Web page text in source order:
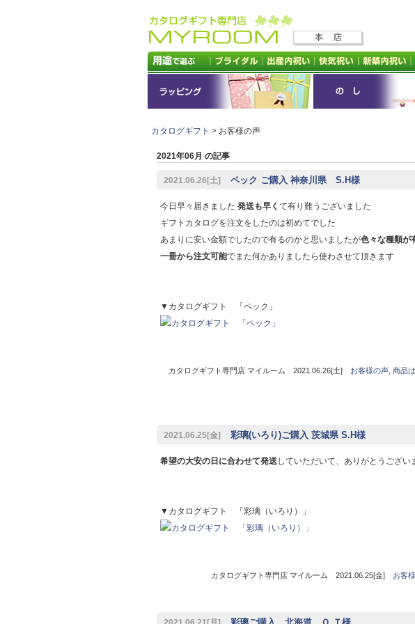
カタログギフト > お客様の声
2021年06月 の記事
2021.06.26[土] ペック ご購入 神奈川県 S.H様
今日早々届きました 発送も早く て有り難うございました
ギフトカタログを注文をしたのは初めてでした
あまりに安い金額でしたので有るのかと思いましたが色々な種類が
一冊から注文可能でまた何かありましたら使わさせて頂きます
▼カタログギフト 「ペック」
カタログギフト専門店 マイルーム 2021.06.26[土] お客様の声, 商品
2021.06.25[金] 彩璃(いろり)ご購入 茨城県 S.H様
希望の大安の日に合わせて発送していただいて、ありがとうござい
▼カタログギフト 「彩璃（いろり）」
カタログギフト専門店 マイルーム 2021.06.25[金] お客